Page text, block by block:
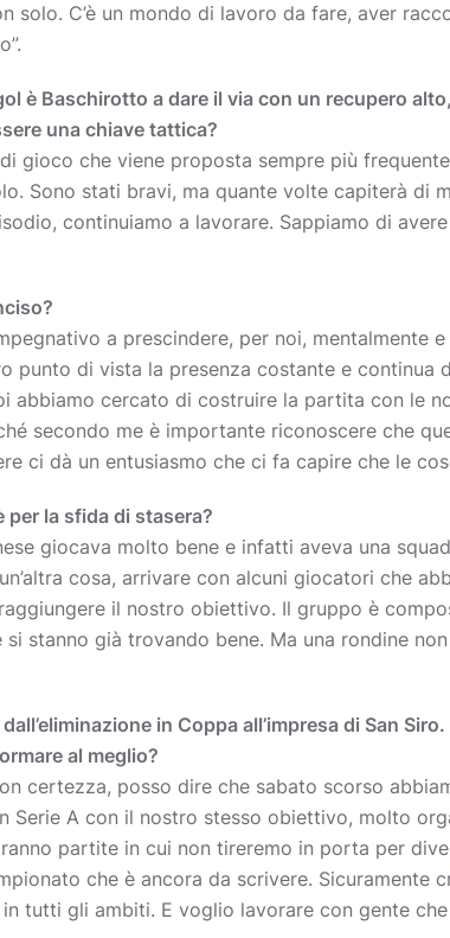
solo. C’è un mondo di lavoro da fare, aver
è Baschirotto a dare il via con un recupero
una chiave tattica?
gioco che viene proposta sempre più
Sono stati bravi, ma quante volte capiterà di
continuiamo a lavorare. Sappiamo di
a prescindere, per noi, mentalmente
punto di vista la presenza costante e continua
abbiamo cercato di costruire la partita con le
secondo me è importante riconoscere che
ci dà un entusiasmo che ci fa capire che le
per la sfida di stasera?
giocava molto bene e infatti aveva una
cosa, arrivare con alcuni giocatori che
il nostro obiettivo. Il gruppo è
stanno già trovando bene. Ma una rondine
in Coppa all’impresa di San
al meglio?
certezza, posso dire che sabato scorso
Serie A con il nostro stesso obiettivo, molto
partite in cui non tireremo in porta per
che è ancora da scrivere. Sicuramente
tutti gli ambiti. E voglio lavorare con gente che